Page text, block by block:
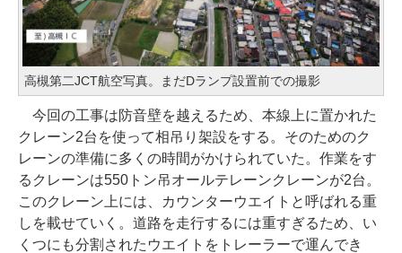
高槻第二JCT航空写真。まだDランプ設置前での撮影
今回の工事は防音壁を越えるため、本線上に置かれた
クレーン2台を使って相吊り架設をする。そのためのク
レーンの準備に多くの時間がかけられていた。作業をす
るクレーンは550トン吊オールテレーンクレーンが2台。
このクレーン上には、カウンターウエイトと呼ばれる重
しを載せていく。道路を走行するには重すぎるため、い
くつにも分割されたウエイトをトレーラーで運んでき